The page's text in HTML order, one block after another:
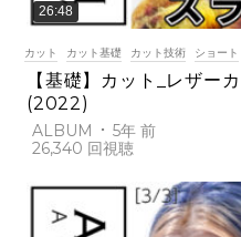
26:48
カット カット基礎 カット技術 ショート
【基礎】カット_レザー
(2022)
ALBUM
5年 前
26,340